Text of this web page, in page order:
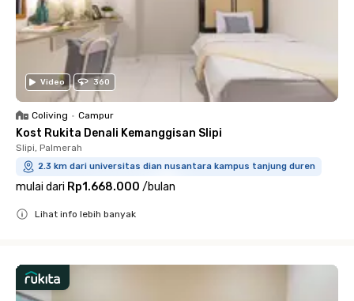
Video 360
Coliving • Campur
Kost Rukita Denali Kemanggisan Slipi
Slipi, Palmerah
2.3 km dari universitas dian nusantara kampus tanjung duren
mulai dari Rp1.668.000 /bulan
Lihat info lebih banyak